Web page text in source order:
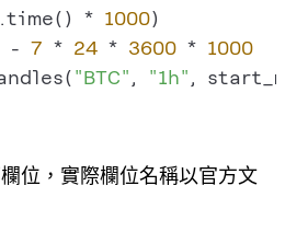
* 1000)
- 7 * 24 * 3600 * 1000
"BTC", "1h"
位，實際欄位名稱以官方文